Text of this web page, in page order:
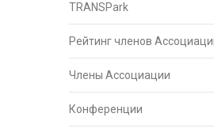
TRANSPark
Рейтинг членов
Члены Ассоциации
Конференции